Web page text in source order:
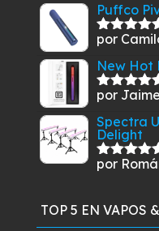
Puffco
Valorado
por
New Hot
Valorado
por
Spectra
Delight
Valorado
por
TOP 5 EN VAPOS